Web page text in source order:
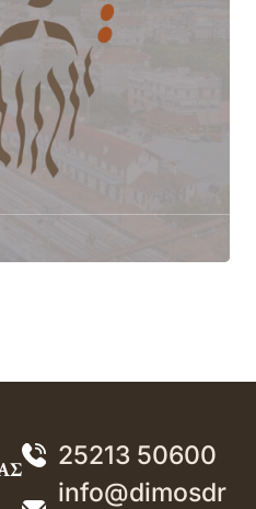
25213 50600
info@dimosdr